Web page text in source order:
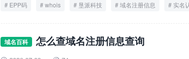
EPP码 whois 垦派科技 域名注册信息 实名
域名百科 怎么查域名注册信息查询